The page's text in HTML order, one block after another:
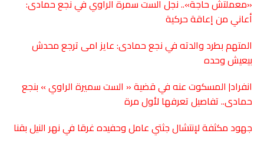
«معملتش حاجة».. نجل الست سمرة الراوي في نجع حمادى:
أعاني من إعاقة حركية
المتهم بطرد والدته في نجع حمادى: عايز امى ترجع محدش
بيعيش وحده
انفراد| المسكوت عنه في قضية « الست سميرة الراوي » بنجع
حمادى.. تفاصيل تعرفها لأول مرة
جهود مكثفة لإنتشال جثتي عامل وحفيده غرقا في نهر النيل بقنا